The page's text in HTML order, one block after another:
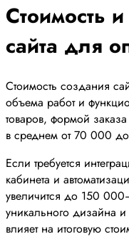
Стоимость
сайта для
Стоимость создания
объема работ и
товаров, формой
в среднем от 70 000
Если требуется
кабинета и
увеличится до 150
уникального дизайна
влияет на итоговую